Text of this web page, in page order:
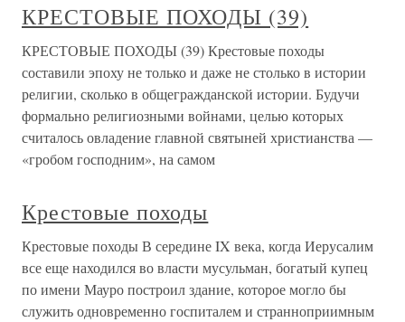
КРЕСТОВЫЕ ПОХОДЫ (39)
КРЕСТОВЫЕ ПОХОДЫ (39) Крестовые походы
составили эпоху не только и даже не столько в истории
религии, сколько в общегражданской истории. Будучи
формально религиозными войнами, целью которых
считалось овладение главной святыней христианства —
«гробом господним», на самом
Крестовые походы
Крестовые походы В середине IX века, когда Иерусалим
все еще находился во власти мусульман, богатый купец
по имени Мауро построил здание, которое могло бы
служить одновременно госпиталем и странноприимным